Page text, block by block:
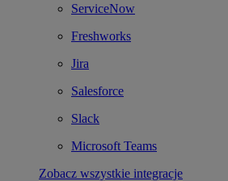
ServiceNow
Freshworks
Jira
Salesforce
Slack
Microsoft Teams
Zobacz wszystkie integracje